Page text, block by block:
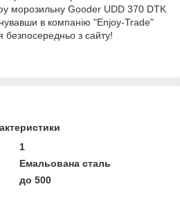
морозильну Gooder UDD 370 DTK
в компанію "Enjoy-Trade"
з сайту!
1
Емальована сталь
до 500